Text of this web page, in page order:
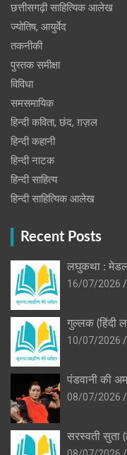
छत्तीसगढ़ी साहित्यिक आलेख
ज्योतिष, आयुर्वेद
तकनीकी
पुस्‍तक समीक्षा
विविधा
समसमायिक
हिन्दी कविता, छंद, ग़ज़ल
हिन्दी कहानी
हिन्‍दी नाटक
हिन्दी साहित्य
हिन्दी साहित्यिक आलेख
Recent Posts
लघुकथा : मेडल
16/07/2026
गुल्लक (हिंदी
10/07/2026
पंडवानी की
08/07/2026
सरस्वती सुता